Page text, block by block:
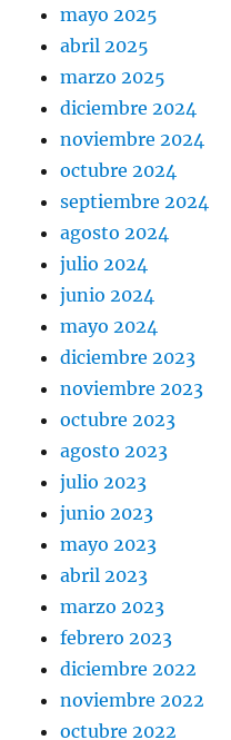
mayo 2025
abril 2025
marzo 2025
diciembre 2024
noviembre 2024
octubre 2024
septiembre 2024
agosto 2024
julio 2024
junio 2024
mayo 2024
diciembre 2023
noviembre 2023
octubre 2023
agosto 2023
julio 2023
junio 2023
mayo 2023
abril 2023
marzo 2023
febrero 2023
diciembre 2022
noviembre 2022
octubre 2022